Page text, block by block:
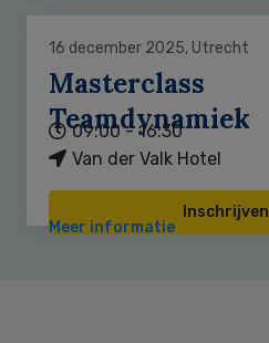
16 december 2025, Utrecht
Masterclass
Teamdynamiek
09:00 - 16:30
Van der Valk Hotel
Inschrijven
Meer informatie